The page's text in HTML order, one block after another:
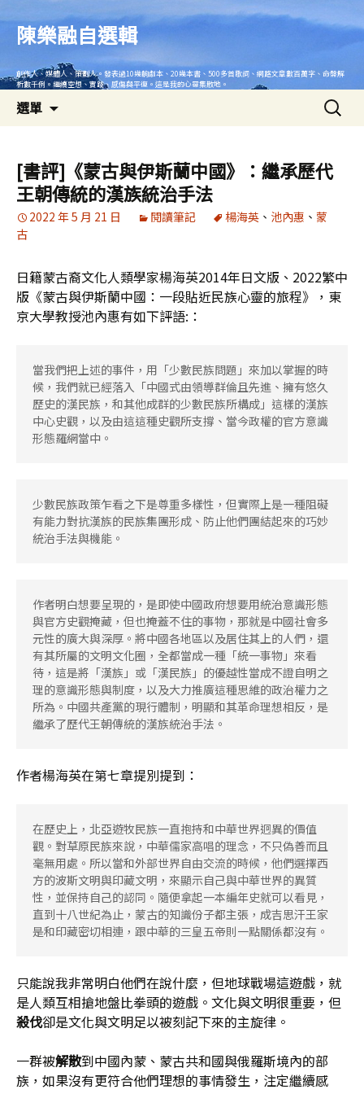
內
陳樂融自選輯
創作人、媒體人、策劃人。發表過10幾齣劇本、20幾本書、500多首歌詞、網路文章數百萬字、命盤解
析數千例。繼續空想、實踐、感傷與平復。這是我的心靈集散地。
選單
搜
尋
鍵
字:
[書評]《蒙古與伊斯蘭中國》：繼承歷代
王朝傳統的漢族統治手法
2022 年 5 月 21 日 閱讀筆記 楊海英 、 池內惠 、 蒙
古
日籍蒙古裔文化人類學家楊海英2014年日文版、2022繁中
版《蒙古與伊斯蘭中國：一段貼近民族心靈的旅程》，東
京大學教授池內惠有如下評語:：
當我們把上述的事件，用「少數民族問題」來加以掌握的時
候，我們就已經落入「中國式由領導群倫且先進、擁有悠久
歷史的漢民族，和其他成群的少數民族所構成」這樣的漢族
中心史觀，以及由這這種史觀所支撐、當今政權的官方意識
形態羅網當中。
少數民族政策乍看之下是尊重多樣性，但實際上是一種阻礙
有能力對抗漢族的民族集團形成、防止他們團結起來的巧妙
統治手法與機能。
作者明白想要呈現的，是即使中國政府想要用統治意識形態
與官方史觀掩藏，但也掩蓋不住的事物，那就是中國社會多
元性的廣大與深厚。將中國各地區以及居住其上的人們，還
有其所屬的文明文化圈，全都當成一種「統一事物」來看
待，這是將「漢族」或「漢民族」的優越性當成不證自明之
理的意識形態與制度，以及大力推廣這種思維的政治權力之
所為。中國共產黨的現行體制，明顯和其革命理想相反，是
繼承了歷代王朝傳統的漢族統治手法。
作者楊海英在第七章提別提到：
在歷史上，北亞遊牧民族一直抱持和中華世界迥異的價值
觀。對草原民族來說，中華儒家高唱的理念，不只偽善而且
毫無用處。所以當和外部世界自由交流的時候，他們選擇西
方的波斯文明與印藏文明，來顯示自己與中華世界的異質
性，並保持自己的認同。隨便拿起一本編年史就可以看見，
直到十八世紀為止，蒙古的知識份子都主張，成吉思汗王家
是和印藏密切相連，跟中華的三皇五帝則一點關係都沒有。
只能說我非常明白他們在說什麼，但地球戰場這遊戲，就
是人類互相搶地盤比拳頭的遊戲。文化與文明很重要，但
殺伐卻是文化與文明足以被刻記下來的主旋律。
一群被解散到中國內蒙、蒙古共和國與俄羅斯境內的部
族，如果沒有更符合他們理想的事情發生，注定繼續感